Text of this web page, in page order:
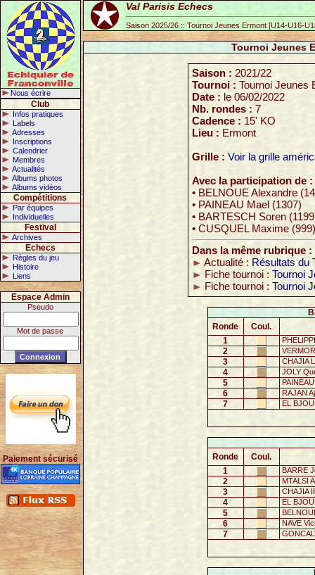
Nous écrire
Club
Infos pratiques
Labels
Adresses
Inscriptions
Calendrier
Membres
Actualités
Albums photos
Albums vidéos
Compétitions
Par équipes
Individuelles
Festival
Archives
Echecs
Règles du jeu
Histoire
Liens
Espace Admin
Pseudo
Mot de passe
Paiement sécurisé
Val Parisis Echecs
Saison 2025/26 :: Tournoi Jeunes Ermont [U14-U16-
Tournoi Jeunes
Saison : 2021/22
Tournoi : Tournoi Jeunes
Date : le 06/02/2022
Nb. rondes : 7
Cadence : 15' KO
Lieu : Ermont
Grille : Voir la grille
Avec la participation de :
• BELNOUE Alexandre
• PAINEAU Mael (1307)
• BARTESCH Soren
• CUSQUEL Maxime (999)
Dans la même rubrique :
Actualité : Résultats du
Fiche tournoi : Tournoi
Fiche tournoi : Tournoi
Ronde
Coul.
1
2
3 CHAJIA
4 JOLY
5
6 RAJAN
7 EL
Ronde
Coul.
1
BARRE
2 MTALSI
3 CHAJIA
4 EL
5
6 NAVE
7